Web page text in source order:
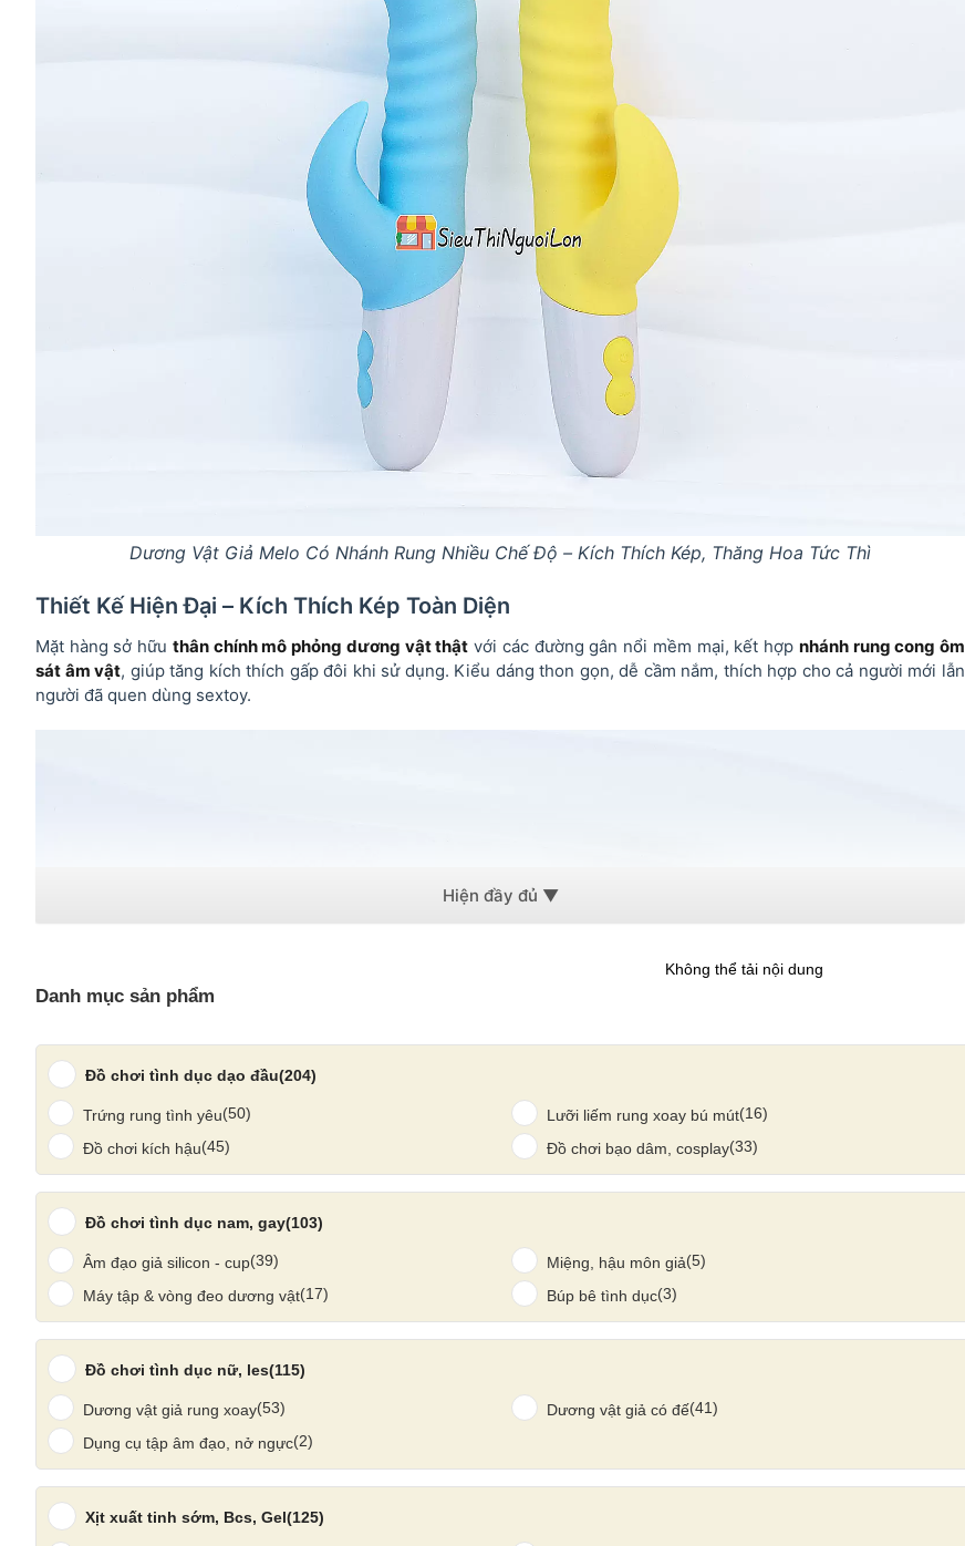
Dương Vật Giả Melo Có Nhánh Rung Nhiều Chế Độ – Kích Thích Kép, Thăng Hoa Tức Thì
Thiết Kế Hiện Đại – Kích Thích Kép Toàn Diện
Mặt hàng sở hữu thân chính mô phỏng dương vật thật với các đường gân nổi mềm mại, kết hợp nhánh rung cong ôm
sát âm vật, giúp tăng kích thích gấp đôi khi sử dụng. Kiểu dáng thon gọn, dễ cầm nắm, thích hợp cho cả người mới lẫn
người đã quen dùng sextoy.
Cu giả Melo có nhánh rung nhiều chế độ
khám phá và tận hưởng kích thích theo cách riêng.
Nhiều Chế Độ Rung Mạnh – Đổi Nhịp Linh Hoạt
Không thể tải nội dung
Danh mục sản phẩm
Đồ chơi tình dục dạo đầu(204)
Trứng rung tình yêu(50) Lưỡi liếm rung xoay bú mút(16)
Đồ chơi kích hậu(45) Đồ chơi bạo dâm, cosplay(33)
Đồ chơi tình dục nam, gay(103)
Âm đạo giả silicon - cup(39) Miệng, hậu môn giả(5)
Máy tập & vòng đeo dương vật(17) Búp bê tình dục(3)
Đồ chơi tình dục nữ, les(115)
Dương vật giả rung xoay(53) Dương vật giả có đế(41)
Dụng cụ tập âm đạo, nở ngực(2)
Xịt xuất tinh sớm, Bcs, Gel(125)